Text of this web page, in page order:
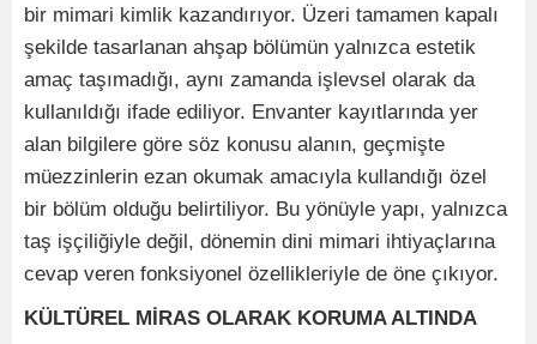
bir mimari kimlik kazandırıyor. Üzeri tamamen kapalı
şekilde tasarlanan ahşap bölümün yalnızca estetik
amaç taşımadığı, aynı zamanda işlevsel olarak da
kullanıldığı ifade ediliyor. Envanter kayıtlarında yer
alan bilgilere göre söz konusu alanın, geçmişte
müezzinlerin ezan okumak amacıyla kullandığı özel
bir bölüm olduğu belirtiliyor. Bu yönüyle yapı, yalnızca
taş işçiliğiyle değil, dönemin dini mimari ihtiyaçlarına
cevap veren fonksiyonel özellikleriyle de öne çıkıyor.
KÜLTÜREL MİRAS OLARAK KORUMA ALTINDA